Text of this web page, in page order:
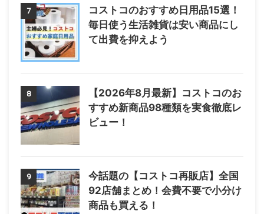
7
コストコのおすすめ日用品15選！
毎日使う生活雑貨は安い商品にし
て出費を抑えよう
8
【2026年8月最新】コストコのお
すすめ新商品98種類を実食徹底レ
ビュー！
9
今話題の【コストコ再販店】全国
92店舗まとめ！会費不要で小分け
商品も買える！